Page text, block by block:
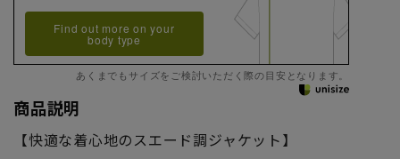
Find out more on your
body type
あくまでもサイズをご検討いただく際の目安となります。
商品説明
【快適な着心地のスエード調ジャケット】